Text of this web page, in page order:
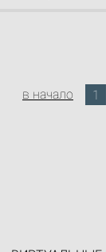
в начало 1